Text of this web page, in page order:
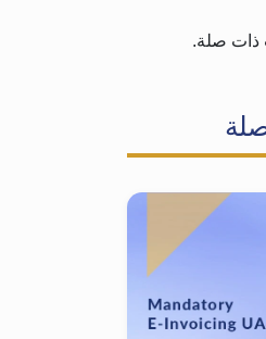
ذات صلة.